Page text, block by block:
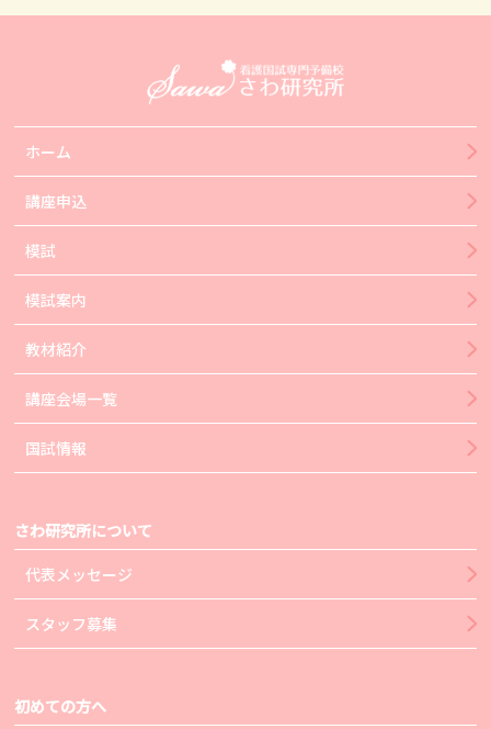
ホーム
講座申込
模試
模試案内
教材紹介
講座会場一覧
国試情報
さわ研究所について
代表メッセージ
スタッフ募集
初めての方へ